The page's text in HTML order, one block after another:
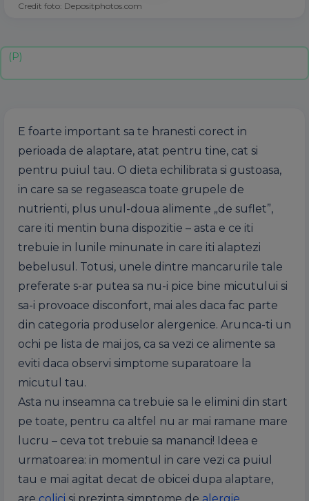
Credit foto: Depositphotos.com
E foarte important sa te hranesti corect in
perioada de alaptare, atat pentru tine, cat si
pentru puiul tau. O dieta echilibrata si gustoasa,
in care sa se regaseasca toate grupele de
nutrienti, plus unul-doua alimente „de suflet”,
care iti mentin buna dispozitie – asta e ce iti
trebuie in lunile minunate in care iti alaptezi
bebelusul. Totusi, unele dintre mancarurile tale
preferate s-ar putea sa nu-i pice bine micutului si
sa-i provoace disconfort, mai ales daca fac parte
din categoria produselor alergenice. Arunca-ti un
ochi pe lista de mai jos, ca sa vezi ce alimente sa
eviti daca observi simptome suparatoare la
micutul tau.
Asta nu inseamna ca trebuie sa le elimini din start
pe toate, pentru ca altfel nu ar mai ramane mare
lucru – ceva tot trebuie sa mananci! Ideea e
urmatoarea: in momentul in care vezi ca puiul
tau e mai agitat decat de obicei dupa alaptare,